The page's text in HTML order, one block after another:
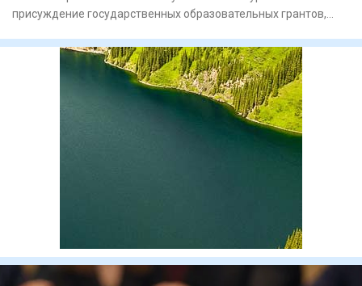
присуждение государственных образовательных грантов,